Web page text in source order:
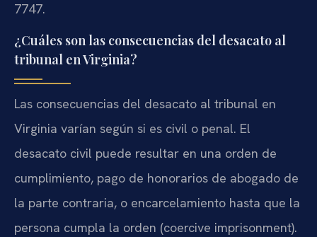
7747.
¿Cuáles son las consecuencias del desacato al
tribunal en Virginia?
Las consecuencias del desacato al tribunal en
Virginia varían según si es civil o penal. El
desacato civil puede resultar en una orden de
cumplimiento, pago de honorarios de abogado de
la parte contraria, o encarcelamiento hasta que la
persona cumpla la orden (coercive imprisonment).